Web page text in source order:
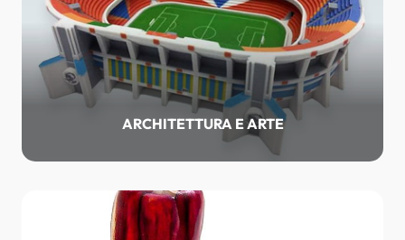
ARCHITETTURA E ARTE